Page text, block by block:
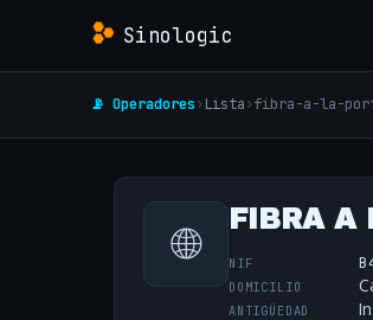
Sinologic
📡 Operadores› Lista›fibra-a-la-
🌐 FIBRA A
NIF
DOMICILIO
ANTIGÜEDAD